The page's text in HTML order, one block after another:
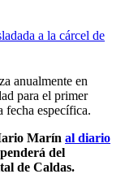
a la cárcel de
anualmente en
para el primer
fecha específica.
Marín al diario
del
de Caldas.